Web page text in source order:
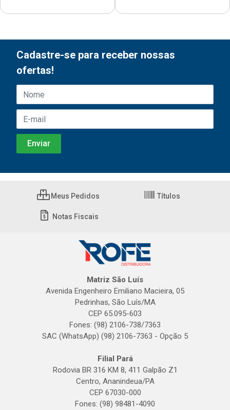
Cadastre-se para receber nossas
ofertas!
Meus Pedidos Títulos
Notas Fiscais
Matriz São Luís
Avenida Engenheiro Emiliano Macieira, 05
Pedrinhas, São Luís/MA
CEP 65.095-603
Fones: (98) 2106-738/7363
SAC (WhatsApp) (98) 2106-7363 - Opção 5
Filial Pará
Rodovia BR 316 KM 8, 411 Galpão Z1
Centro, Ananindeua/PA
CEP 67030-000
Fones: (98) 98481-4090